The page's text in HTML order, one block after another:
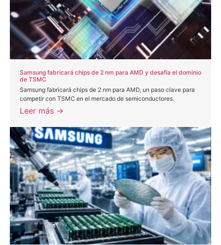
Samsung fabricará chips de 2 nm para AMD y desafía el dominio
de TSMC
Samsung fabricará chips de 2 nm para AMD, un paso clave para
competir con TSMC en el mercado de semiconductores.
Leer más →